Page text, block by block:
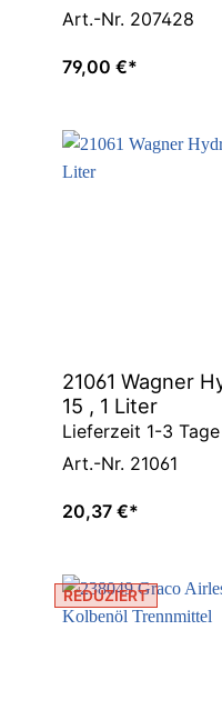
Art.-Nr. 207428
79,00 €*
21061 Wagner
15 , 1 Liter
Lieferzeit 1-3 Tage
Art.-Nr. 21061
20,37 €*
REDUZIERT